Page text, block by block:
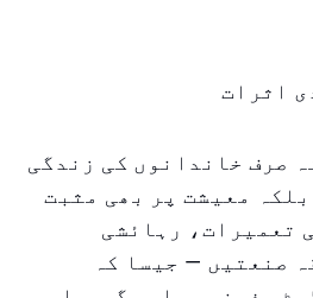
اثرات
صرف خاندانوں کی زندگی
معیشت پر بھی مثبت
تعمیرات، رہائشی
صنعتیں — جیسا کہ